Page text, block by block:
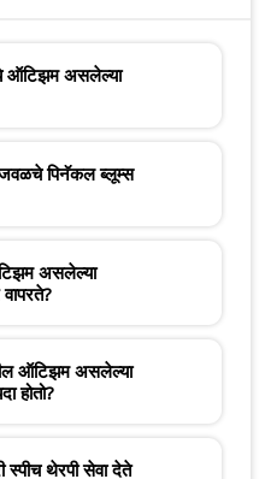
ऑटिझम असलेल्या
जवळचे पिनॅकल ब्लूम्स
असलेल्या
ऑटिझम असलेल्या
होतो?
थेरपी सेवा देते